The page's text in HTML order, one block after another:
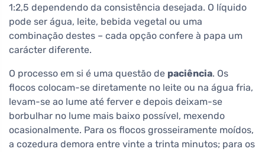
1:2,5 dependendo da consistência desejada. O líquido
pode ser água, leite, bebida vegetal ou uma
combinação destes – cada opção confere à papa um
carácter diferente.
O processo em si é uma questão de paciência. Os
flocos colocam-se diretamente no leite ou na água fria,
levam-se ao lume até ferver e depois deixam-se
borbulhar no lume mais baixo possível, mexendo
ocasionalmente. Para os flocos grosseiramente moídos,
a cozedura demora entre vinte a trinta minutos; para os